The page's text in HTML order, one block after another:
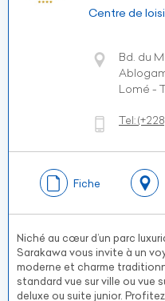
Centre de
Bd. du
Lomé -
Tel:
Fiche
Niché au cœur d’un parc
Sarakawa vous invite à un
moderne et charme
standard vue sur ville ou vue
deluxe ou suite junior.